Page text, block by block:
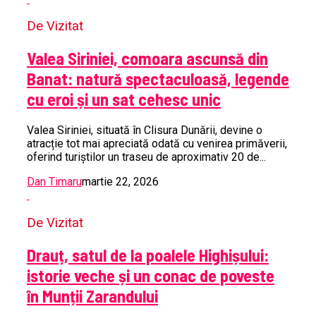
De Vizitat
Valea Siriniei, comoara ascunsă din
Banat: natură spectaculoasă, legende
cu eroi și un sat cehesc unic
Valea Siriniei, situată în Clisura Dunării, devine o
atracție tot mai apreciată odată cu venirea primăverii,
oferind turiștilor un traseu de aproximativ 20 de...
Dan Timarumartie 22, 2026
De Vizitat
Drauț, satul de la poalele Highișului:
istorie veche și un conac de poveste
în Munții Zarandului